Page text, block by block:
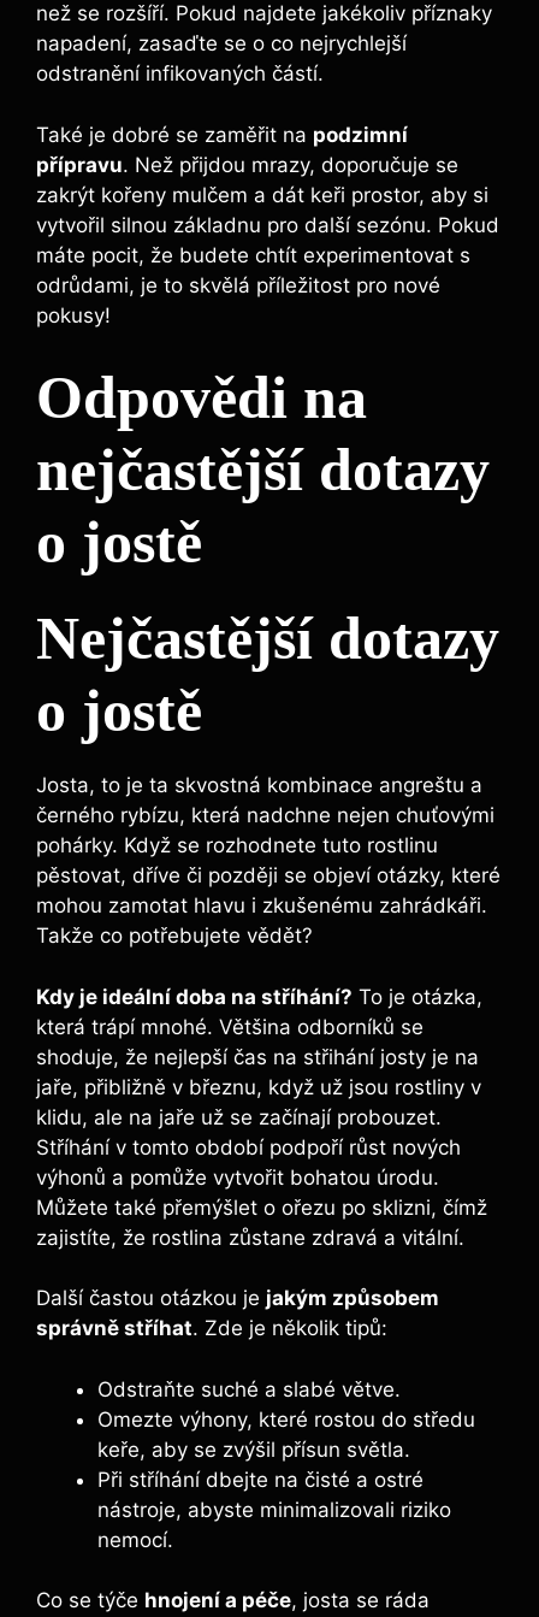
než se rozšíří. Pokud najdete jakékoliv příznaky
napadení, zasaďte se o ‌co nejrychlejší
odstranění infikovaných částí.
Také je dobré se zaměřit na podzimní
přípravu. Než přijdou mrazy, doporučuje se
zakrýt kořeny mulčem a dát keři prostor,⁣ aby si
vytvořil silnou základnu pro další sezónu. Pokud
máte pocit, že budete chtít experimentovat s
odrůdami, je to skvělá příležitost‍ pro nové
pokusy!
Odpovědi na
‌nejčastější dotazy
o ‌jostě
Nejčastější dotazy
o jostě
Josta, to je ta skvostná kombinace ⁣angreštu a
černého rybízu, ​která⁤ nadchne nejen chuťovými
pohárky. Když se rozhodnete tuto rostlinu
pěstovat, ⁤dříve či později se objeví otázky, které
‌mohou zamotat hlavu i zkušenému zahrádkáři.
Takže co potřebujete vědět?
Kdy je ideální doba na stříhání? To je otázka,
která⁣ trápí ⁣mnohé. Většina odborníků se
shoduje, že nejlepší čas na střihání josty‍ je na
jaře, přibližně v březnu, když⁢ už jsou rostliny v
klidu, ale na jaře už‌ se začínají ⁣probouzet.
‍Stříhání v tomto období podpoří růst nových
výhonů a pomůže vytvořit bohatou úrodu.
Můžete také přemýšlet o ořezu po sklizni, ‌čímž
zajistíte, že rostlina zůstane zdravá a vitální.
Další častou otázkou je jakým způsobem
správně stříhat. Zde je několik tipů:
Odstraňte suché‍ a⁣ slabé větve.
Omezte výhony, které rostou do středu
keře, aby se zvýšil přísun světla.
Při stříhání dbejte na čisté a ostré‍
nástroje, abyste minimalizovali riziko
nemocí.
Co se týče hnojení a péče, josta se ráda